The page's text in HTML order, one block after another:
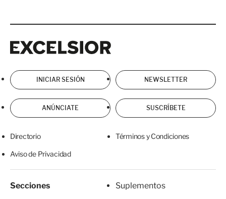
INICIAR SESIÓN NEWSLETTER
ANÚNCIATE SUSCRÍBETE
Directorio Términos y Condiciones
Aviso de Privacidad
Secciones
Suplementos